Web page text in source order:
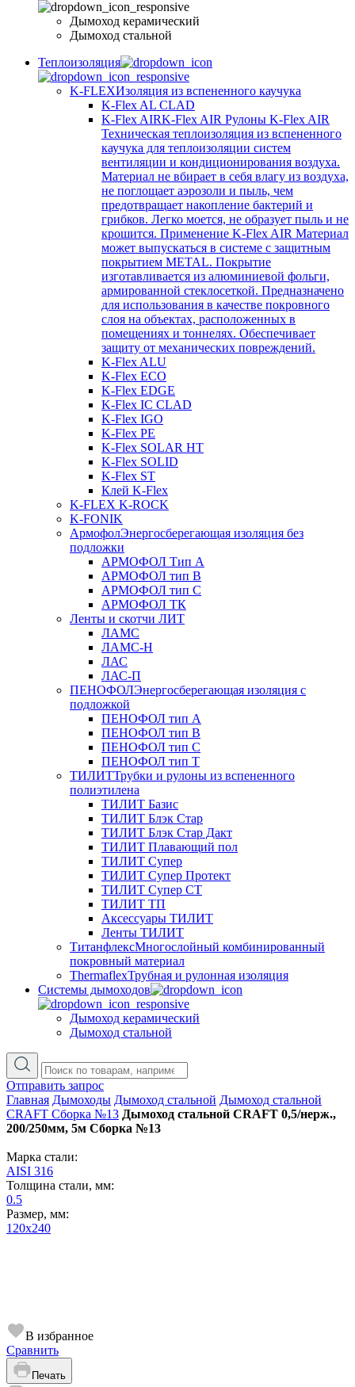
Дымоход керамический
Дымоход стальной
Теплоизоляция
K-FLEXИзоляция из вспененного каучука
K-Flex AL CLAD
K-Flex AIRK-Flex AIR Рулоны K-Flex AIR
Техническая теплоизоляция из вспененного
каучука для теплоизоляции систем
вентиляции и кондиционирования воздуха.
Материал не вбирает в себя влагу из воздуха,
не поглощает аэрозоли и пыль, чем
предотвращает накопление бактерий и
грибков. Легко моется, не образует пыль и не
крошится. Применение K-Flex AIR Материал
может выпускаться в системе c защитным
покрытием METAL. Покрытие
изготавливается из алюминиевой фольги,
армированной стеклосеткой. Предназначено
для использования в качестве покровного
слоя на объектах, расположенных в
помещениях и тоннелях. Обеспечивает
защиту от механических повреждений.
K-Flex ALU
K-Flex ECO
K-Flex EDGE
K-Flex IC CLAD
K-Flex IGO
K-Flex PE
K-Flex SOLAR HT
K-Flex SOLID
K-Flex ST
Клей K-Flex
K-FLEX K-ROCK
K-FONIK
АрмофолЭнергосберегающая изоляция без
подложки
АРМОФОЛ Тип А
АРМОФОЛ тип В
АРМОФОЛ тип C
АРМОФОЛ ТК
Ленты и скотчи ЛИТ
ЛАМС
ЛАМС-Н
ЛАС
ЛАС-П
ПЕНОФОЛЭнергосберегающая изоляция с
подложкой
ПЕНОФОЛ тип А
ПЕНОФОЛ тип B
ПЕНОФОЛ тип C
ПЕНОФОЛ тип T
ТИЛИТТрубки и рулоны из вспененного
полиэтилена
ТИЛИТ Базис
ТИЛИТ Блэк Стар
ТИЛИТ Блэк Стар Дакт
ТИЛИТ Плавающий пол
ТИЛИТ Супер
ТИЛИТ Супер Протект
ТИЛИТ Супер СТ
ТИЛИТ ТП
Аксессуары ТИЛИТ
Ленты ТИЛИТ
ТитанфлексМногослойный комбинированный
покровный материал
ThermaflexТрубная и рулонная изоляция
Cистемы дымоходов
Дымоход керамический
Дымоход стальной
Отправить запрос
Главная Дымоходы Дымоход стальной Дымоход стальной
CRAFT Сборка №13 Дымоход стальной CRAFT 0,5/нерж.,
200/250мм, 5м Сборка №13
Марка стали:
AISI 316
Толщина стали, мм:
0.5
Размер, мм:
120х240
В избранное
Сравнить
Печать